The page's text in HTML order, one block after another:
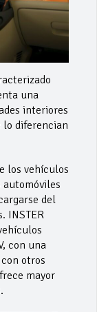
una
interiores
lo diferencian
los vehículos
automóviles
del
INSTER
con una
otros
mayor